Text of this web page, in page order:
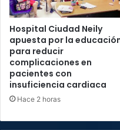
Hospital Ciudad Neily
apuesta por la
para reducir
complicaciones en
pacientes con
insuficiencia cardiaca
Hace 2 horas